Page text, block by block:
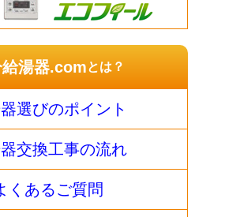
給湯器.comとは？
選びのポイント
交換工事の流れ
くあるご質問